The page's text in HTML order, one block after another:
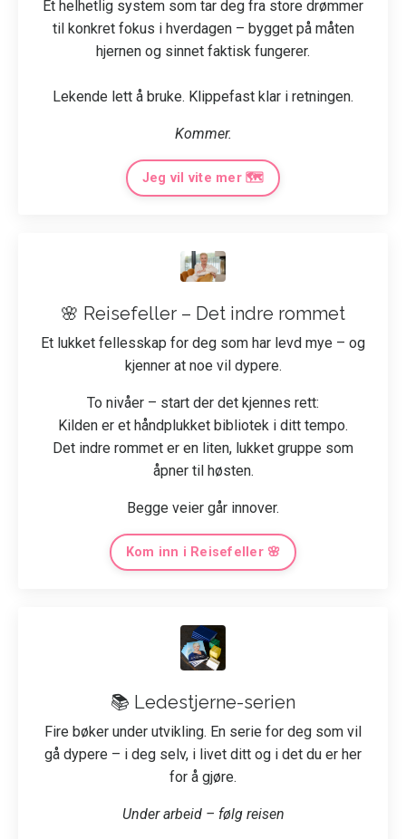
Et helhetlig system som tar deg fra store drømmer
til konkret fokus i hverdagen – bygget på måten
hjernen og sinnet faktisk fungerer.
Lekende lett å bruke. Klippefast klar i retningen.
Kommer.
Jeg vil vite mer 🗺️
🌸 Reisefeller – Det indre rommet
Et lukket fellesskap for deg som har levd mye – og
kjenner at noe vil dypere.
To nivåer – start der det kjennes rett:
Kilden er et håndplukket bibliotek i ditt tempo.
Det indre rommet er en liten, lukket gruppe som
åpner til høsten.
Begge veier går innover.
Kom inn i Reisefeller 🌸
📚 Ledestjerne-serien
Fire bøker under utvikling. En serie for deg som vil
gå dypere – i deg selv, i livet ditt og i det du er her
for å gjøre.
Under arbeid – følg reisen